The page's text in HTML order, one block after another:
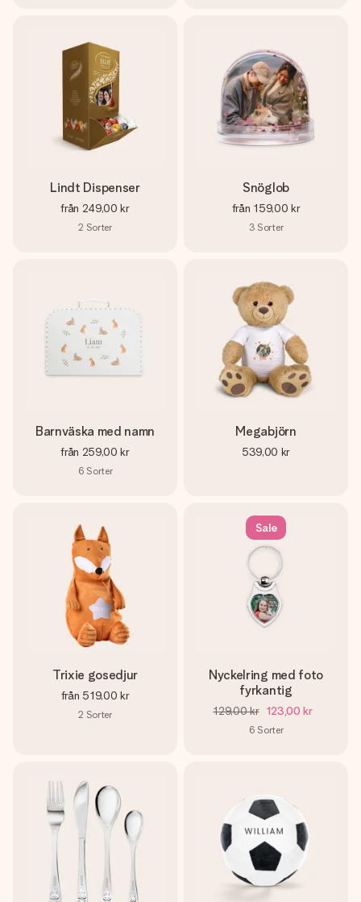
Lindt Dispenser
från 249,00 kr
2 Sorter
Snöglob
från 159,00 kr
3 Sorter
Barnväska med namn
från 259,00 kr
6 Sorter
Megabjörn
539,00 kr
Trixie gosedjur
från 519,00 kr
2 Sorter
Sale
Nyckelring med foto
fyrkantig
129,00 kr 123,00 kr
6 Sorter